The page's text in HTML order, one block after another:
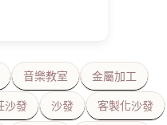
音樂教室 金屬加工
沙發 沙發 客製化沙發